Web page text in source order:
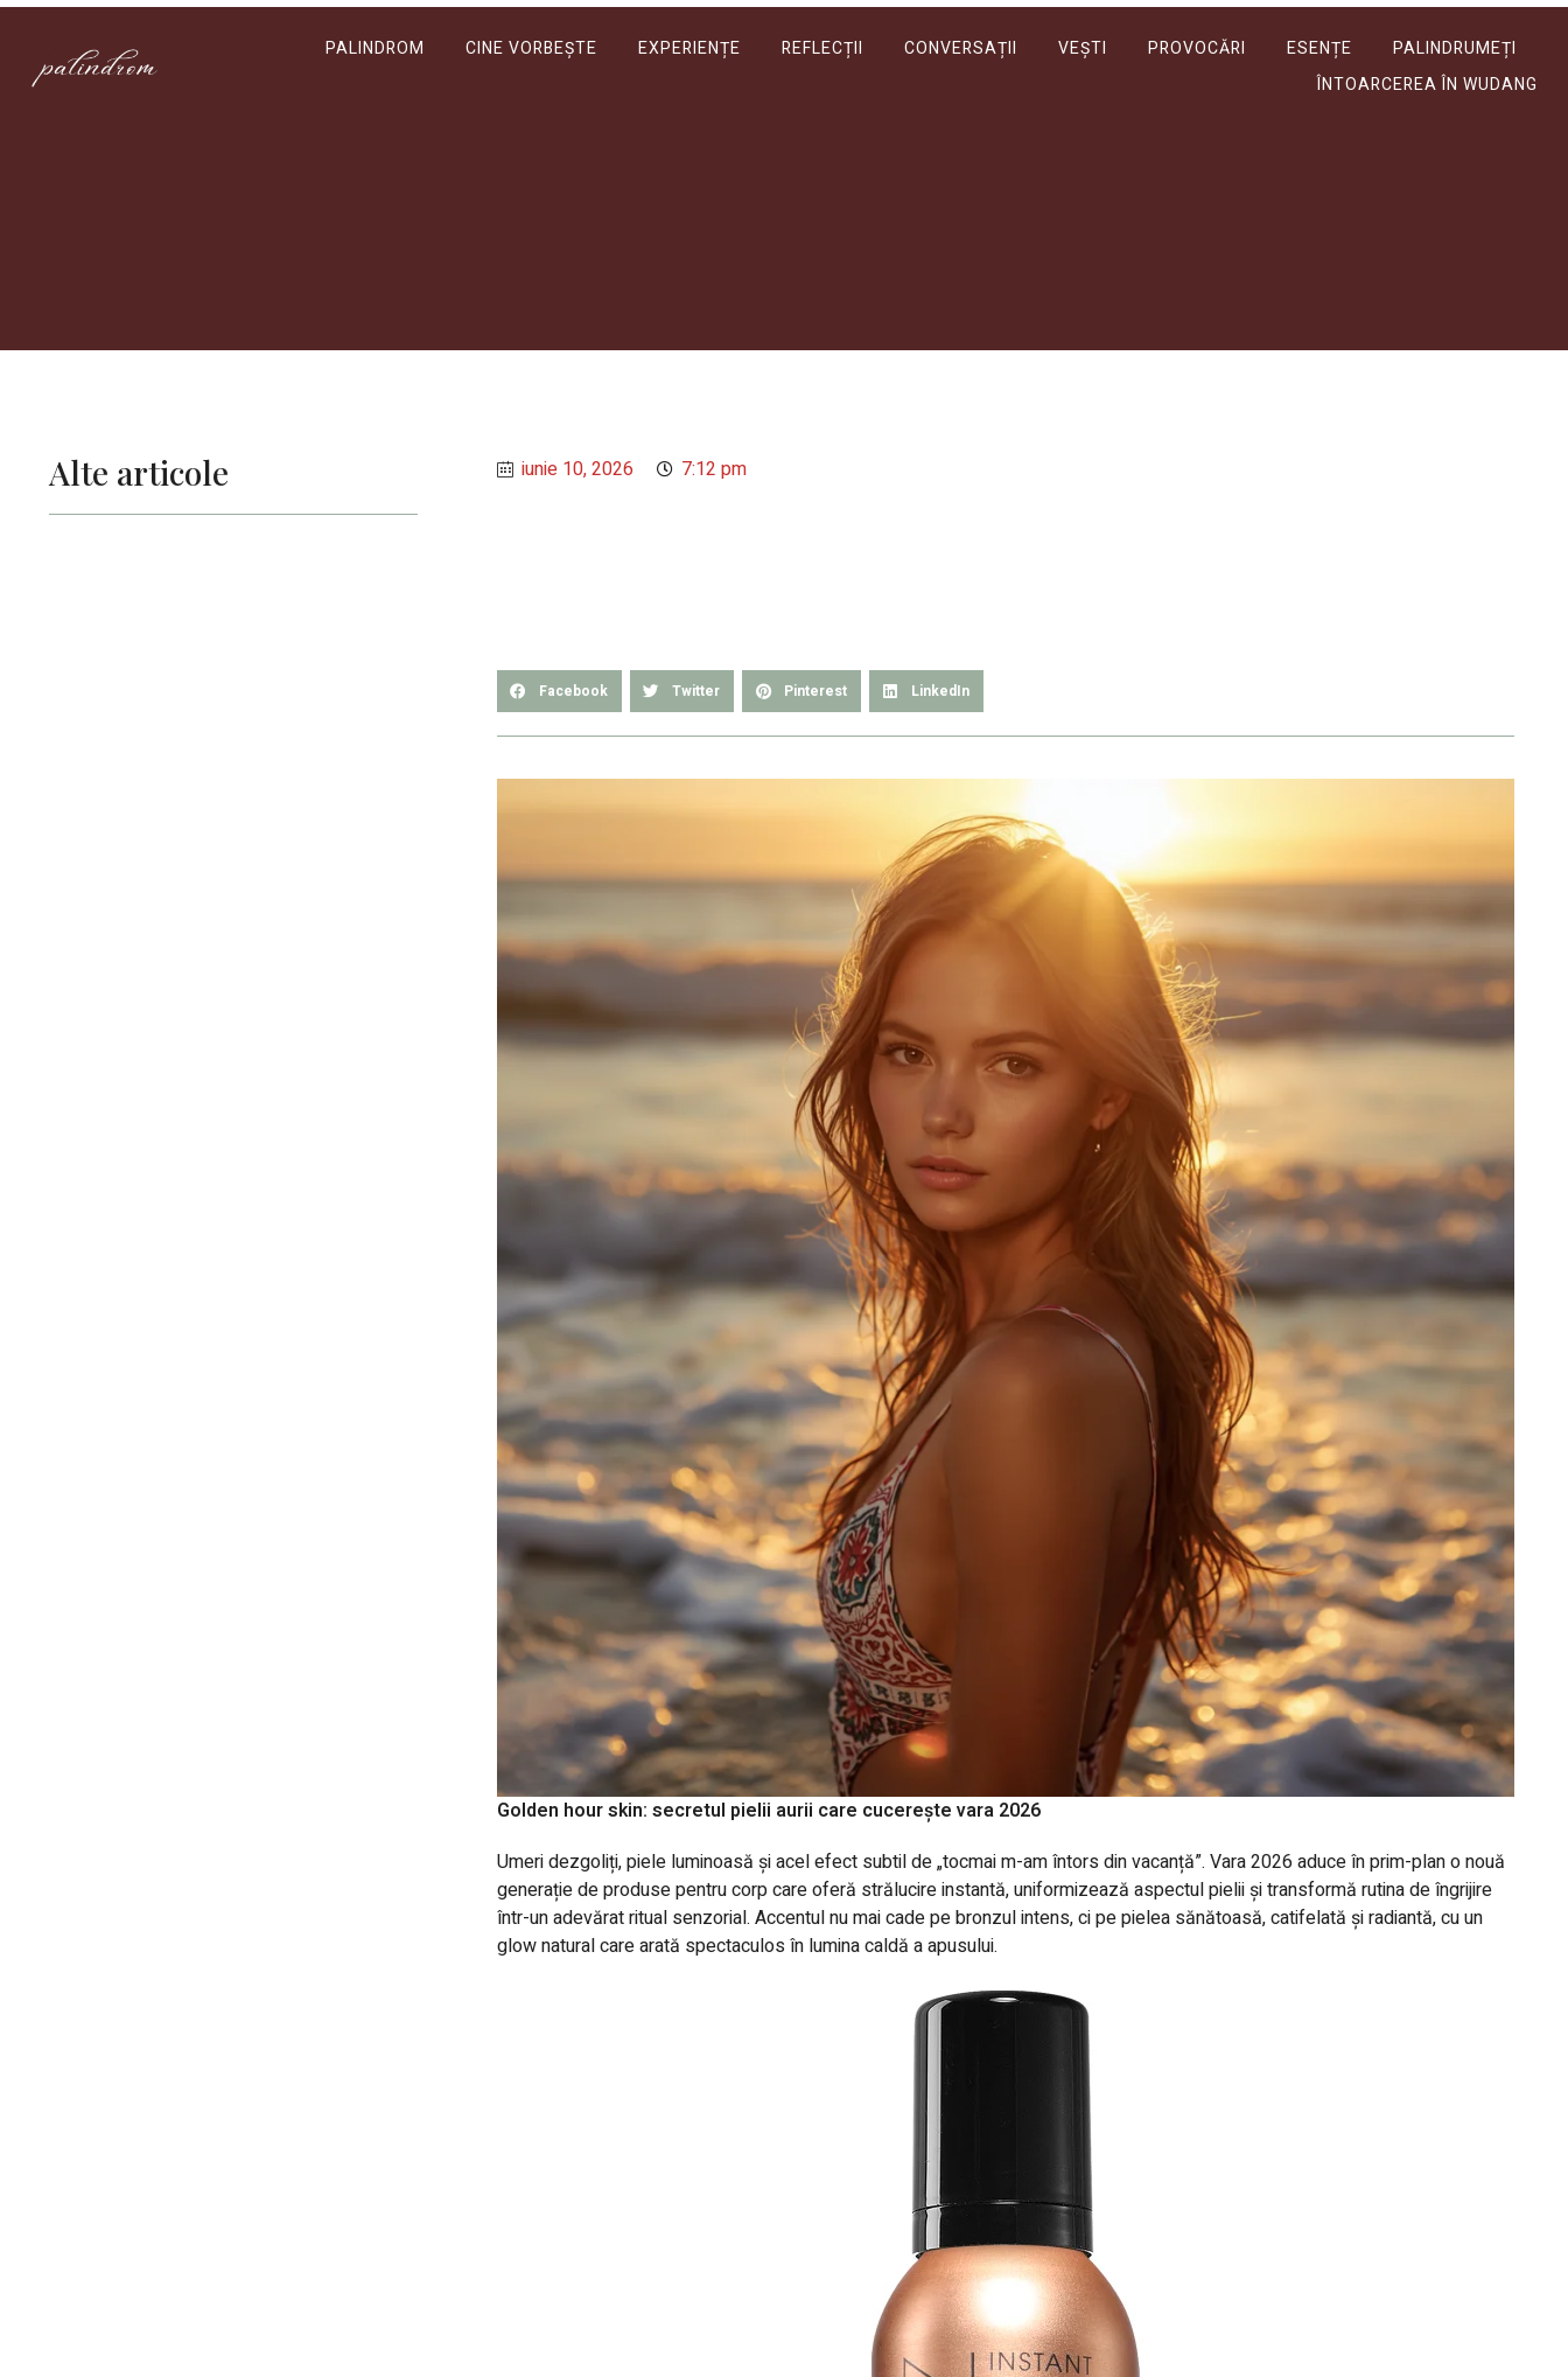
PALINDROM CINE VORBEȘTE EXPERIENȚE REFLECȚII CONVERSAȚII VEȘTI PROVOCĂRI ESENȚE
PALINDRUMEȚI
ÎNTOARCEREA ÎN WUDANG
Alte articole iunie 10, 2026 7:12 pm
Facebook Twitter Pinterest LinkedIn
Golden hour skin: secretul pielii aurii care cucerește vara 2026
Umeri dezgoliți, piele luminoasă și acel efect subtil de „tocmai m-am întors din vacanță”. Vara 2026 aduce în prim-plan o nouă
generație de produse pentru corp care oferă strălucire instantă, uniformizează aspectul pielii și transformă rutina de îngrijire
într-un adevărat ritual senzorial. Accentul nu mai cade pe bronzul intens, ci pe pielea sănătoasă, catifelată și radiantă, cu un
glow natural care arată spectaculos în lumina caldă a apusului.